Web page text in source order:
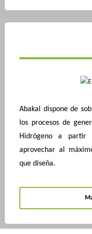
Abakal dispone de
los procesos de
Hidrógeno a
aprovechar al
que diseña.